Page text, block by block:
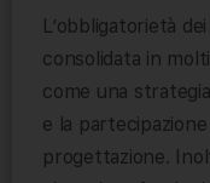
L’obbligatorietà
consolidata in
come una
e la
progettazione.